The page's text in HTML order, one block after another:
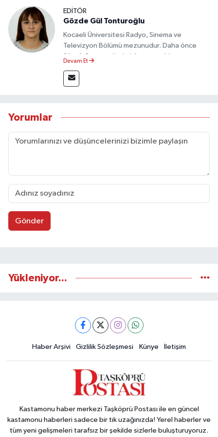
EDİTÖR
Gözde Gül Tonturoğlu
Kocaeli Üniversitesi Radyo, Sinema ve
Televizyon Bölümü mezunudur. Daha önce
Sözcü Gazetesi’nde köşe yazarlığı yapmış ve
Devam Et
Yorumlar
Gönder
Yükleniyor...
Haber Arşivi Gizlilik Sözleşmesi Künye İletişim
Kastamonu haber merkezi Taşköprü Postası ile en güncel
kastamonu haberleri sadece bir tık uzağınızda! Yerel haberler ve
tüm yeni gelişmeleri tarafsız bir şekilde sizlerle buluşturuyoruz.